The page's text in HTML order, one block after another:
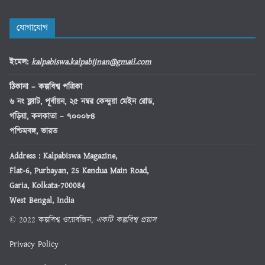
যোগাযোগ
ইমেল: kalpabiswa.kalpabijnan@gmail.com
ঠিকানা– কল্পবিশ্ব পত্রিকা
৬ নং ফ্ল্যাট, পূর্বায়ন, ২৫ নম্বর কেন্দুয়া মেইন রোড,
গড়িয়া, কলকাতা – ৭০০০৮৪
পশ্চিমবঙ্গ, ভারত
Address : Kalpabiswa Magazine,
Flat-6, Purbayan, 25 Kendua Main Road,
Garia, Kolkata-700084
West Bengal, India
© 2022 কল্পবিশ্ব ওয়েবজিন, একটি কল্পবিশ্ব প্রয়াস
Privacy Policy